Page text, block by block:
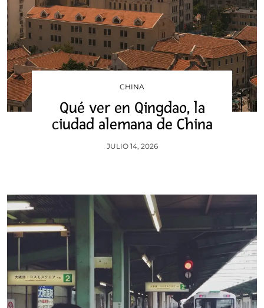
CHINA
Qué ver en Qingdao, la
ciudad alemana de China
JULIO 14, 2026